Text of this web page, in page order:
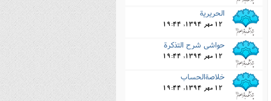
الحریریة
12 مهر 1394, 19:44
حواشى شرح التذکرة
12 مهر 1394, 19:44
خلاصةالحساب
12 مهر 1394, 19:44